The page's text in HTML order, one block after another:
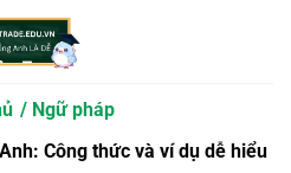
Ngữ pháp
Công thức và ví dụ dễ hiểu